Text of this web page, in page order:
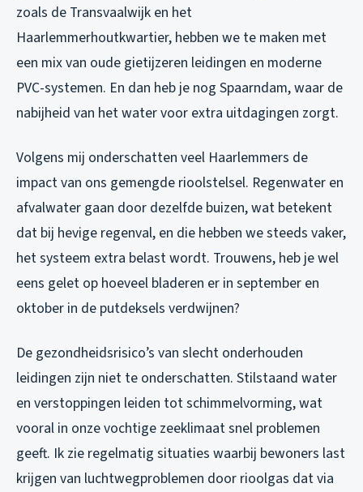
zoals de Transvaalwijk en het
Haarlemmerhoutkwartier, hebben we te maken met
een mix van oude gietijzeren leidingen en moderne
PVC-systemen. En dan heb je nog Spaarndam, waar de
nabijheid van het water voor extra uitdagingen zorgt.
Volgens mij onderschatten veel Haarlemmers de
impact van ons gemengde rioolstelsel. Regenwater en
afvalwater gaan door dezelfde buizen, wat betekent
dat bij hevige regenval, en die hebben we steeds vaker,
het systeem extra belast wordt. Trouwens, heb je wel
eens gelet op hoeveel bladeren er in september en
oktober in de putdeksels verdwijnen?
De gezondheidsrisico’s van slecht onderhouden
leidingen zijn niet te onderschatten. Stilstaand water
en verstoppingen leiden tot schimmelvorming, wat
vooral in onze vochtige zeeklimaat snel problemen
geeft. Ik zie regelmatig situaties waarbij bewoners last
krijgen van luchtwegproblemen door rioolgas dat via